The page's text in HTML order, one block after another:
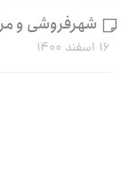
شهرفروشی و
۱۶ اسفند ۱۴۰۰